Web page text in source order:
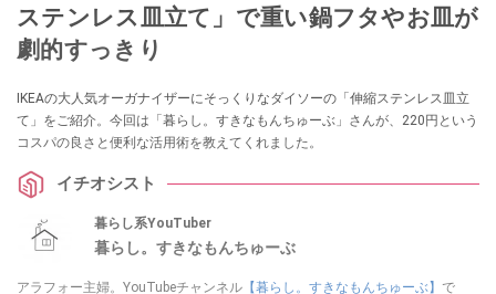
ステンレス皿立て」で重い鍋フタやお皿が
劇的すっきり
IKEAの大人気オーガナイザーにそっくりなダイソーの「伸縮ステンレス皿立
て」をご紹介。今回は「暮らし。すきなもんちゅーぶ」さんが、220円という
コスパの良さと便利な活用術を教えてくれました。
イチオシスト
暮らし系YouTuber
暮らし。すきなもんちゅーぶ
アラフォー主婦。YouTubeチャンネル 【暮らし。すきなもんちゅーぶ】 で